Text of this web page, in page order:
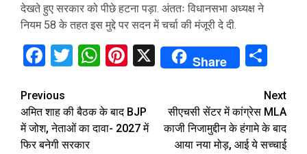
देखते हुए सरकार को पीछे हटना पड़ा. अंततः विधानसभा अध्यक्ष ने
नियम 58 के तहत इस मुद्दे पर सदन में चर्चा की मंजूरी दे दी.
Facebook
Twitter
WhatsApp
Pinterest
X Share
Continue
Reading
Previous
अमित शाह की बैठक के बाद BJP
में जोश, नेताओं का दावा- 2027 में
फिर बनेगी सरकार
Next
सीएचसी सेंटर में कांग्रेस MLA
काजी निजामुद्दीन के हंगामे के बाद
आया नया मोड़, आई ये सच्चाई